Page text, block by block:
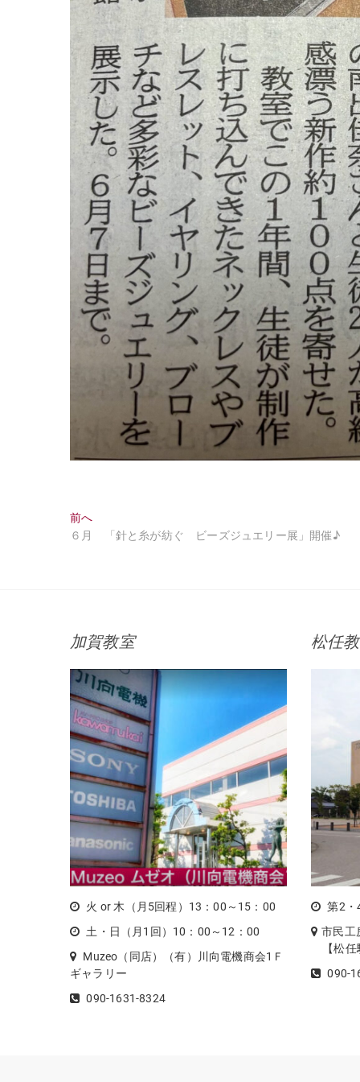
投
稿
ー
シ
ョ
ン
前へ
６月 「針と糸が紡ぐ ビーズジュエリー展」開催♪
加賀教室
火 or 木（月5回程）13：00～15：00
土・日（月1回）10：00～12：00
Muzeo（同店）（有）川向電機商会1Ｆ
ギャラリー
090-1631-8324
松任
第2・
市民工
【松任
090-